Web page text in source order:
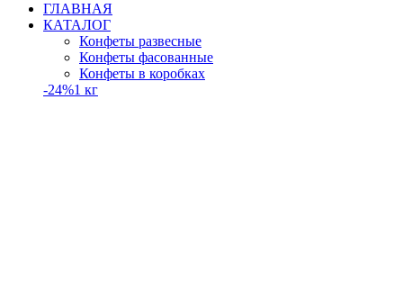
ГЛАВНАЯ
КАТАЛОГ
Конфеты развесные
Конфеты фасованные
Конфеты в коробках
-24%1 кг